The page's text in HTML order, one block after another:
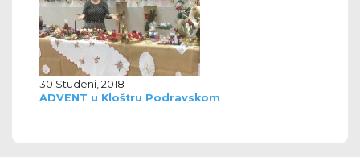
30 Studeni, 2018
ADVENT u Kloštru Podravskom